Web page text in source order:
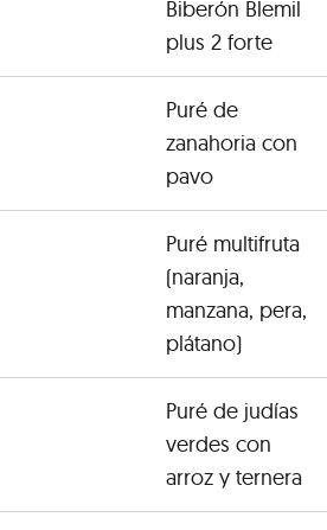
Biberón Blemil
plus 2 forte
Puré de
zanahoria con
pavo
Puré multifruta
(naranja,
manzana, pera,
plátano)
Puré de judías
verdes con
arroz y ternera